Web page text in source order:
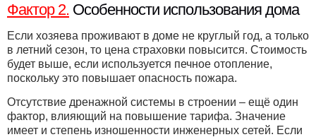
Фактор 2. Особенности использования дома
Если хозяева проживают в доме не круглый год, а только
в летний сезон, то цена страховки повысится. Стоимость
будет выше, если используется печное отопление,
поскольку это повышает опасность пожара.
Отсутствие дренажной системы в строении – ещё один
фактор, влияющий на повышение тарифа. Значение
имеет и степень изношенности инженерных сетей. Если